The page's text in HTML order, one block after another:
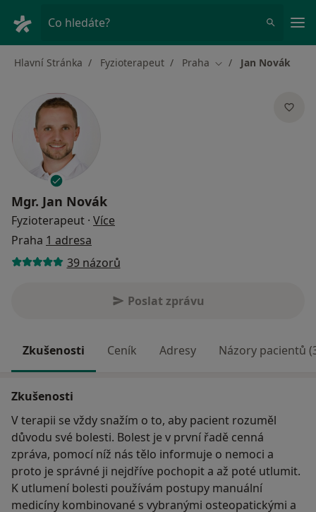
Co hledáte?
Hlavní Stránka Fyzioterapeut Praha Změna města
Jan Novák
Mgr. Jan Novák
Fyzioterapeut · Více
Praha 1 adresa
39 názorů
Poslat zprávu
Zkušenosti Ceník Adresy Názory pacientů
Zkušenosti
V terapii se vždy snažím o to, aby pacient rozuměl
důvodu své bolesti. Bolest je v první řadě cenná
zpráva, pomocí níž nás tělo informuje o nemoci a
proto je správné ji nejdříve pochopit a až poté utlumit.
K utlumení bolesti používám postupy manuální
medicíny kombinované s vybranými osteopatickými a